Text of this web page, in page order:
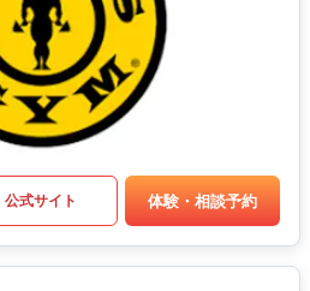
公式サイト 体験・相談予約